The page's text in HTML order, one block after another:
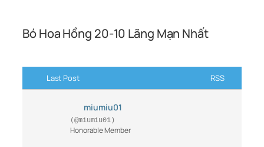
Bó Hoa Hồng 20-10 Lãng Mạn Nhất
Last Post RSS
miumiu01
(@miumiu01)
Honorable Member